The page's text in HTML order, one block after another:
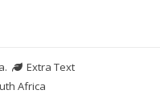
.
Extra Text
Africa